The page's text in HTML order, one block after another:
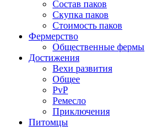
Состав паков
Скупка паков
Стоимость паков
Фермерство
Общественные фермы
Достижения
Вехи развития
Общее
PvP
Ремесло
Приключения
Питомцы